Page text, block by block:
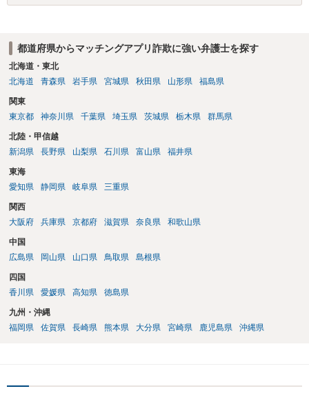
都道府県からマッチングアプリ詐欺に強い弁護士を探す
北海道・東北
北海道
青森県 岩手県 宮城県 秋田県 山形県 福島県
関東
東京都
神奈川県 千葉県 埼玉県 茨城県 栃木県 群馬県
北陸・甲信越
新潟県
長野県 山梨県 石川県 富山県 福井県
東海
愛知県
静岡県 岐阜県 三重県
関西
大阪府
兵庫県 京都府 滋賀県 奈良県 和歌山県
中国
広島県
岡山県 山口県 鳥取県 島根県
四国
香川県
愛媛県 高知県 徳島県
九州・沖縄
福岡県
佐賀県 長崎県 熊本県 大分県 宮崎県 鹿児島県 沖縄県